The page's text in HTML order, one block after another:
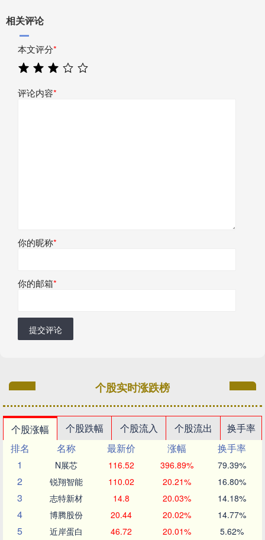
相关评论
本文评分*
评论内容*
你的昵称*
你的邮箱*
提交评论
个股实时涨跌榜
个股涨幅 个股跌幅 个股流入 个股流出
换手率
排名
名称 最新价 涨幅
换手率
1
N展芯 116.52 396.89% 79.39%
2 锐翔智能 110.02 20.21% 16.80%
3 志特新材 14.8 20.03% 14.18%
4 博腾股份 20.44 20.02% 14.77%
5 近岸蛋白 46.72 20.01% 5.62%